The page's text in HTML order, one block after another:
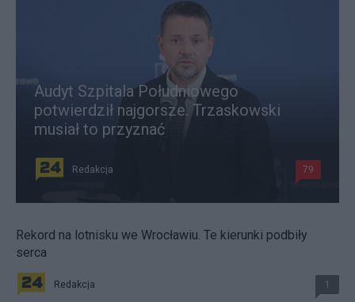
Audyt Szpitala Południowego
potwierdził najgorsze. Trzaskowski
musiał to przyznać
Redakcja 79
Rekord na lotnisku we Wrocławiu. Te kierunki podbiły
serca
Redakcja 1